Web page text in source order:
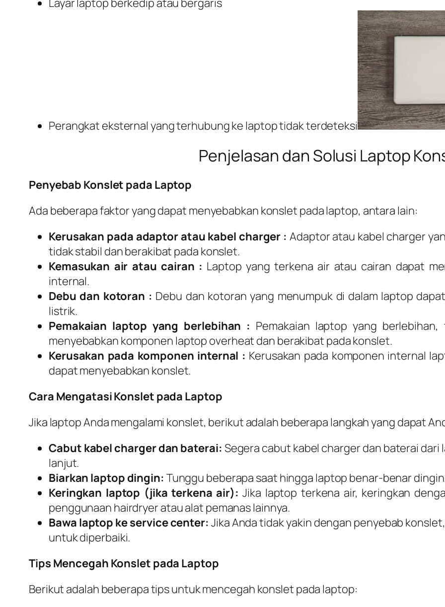
Layar laptop berkedip atau bergaris
Perangkat eksternal yang terhubung ke laptop tidak terdeteksi
Penjelasan dan Solusi Laptop
Penyebab Konslet pada Laptop
Ada beberapa faktor yang dapat menyebabkan konslet pada laptop, antara lain:
Kerusakan pada adaptor atau kabel charger : Adaptor atau kabel charger
tidak stabil dan berakibat pada konslet.
Kemasukan air atau cairan : Laptop yang terkena air atau cairan dapat
internal.
Debu dan kotoran : Debu dan kotoran yang menumpuk di dalam laptop
listrik.
Pemakaian laptop yang berlebihan : Pemakaian laptop yang
menyebabkan komponen laptop overheat dan berakibat pada konslet.
Kerusakan pada komponen internal : Kerusakan pada komponen internal
dapat menyebabkan konslet.
Cara Mengatasi Konslet pada Laptop
Jika laptop Anda mengalami konslet, berikut adalah beberapa langkah yang dapat
Cabut kabel charger dan baterai: Segera cabut kabel charger dan baterai
lanjut.
Biarkan laptop dingin: Tunggu beberapa saat hingga laptop benar-benar
Keringkan laptop (jika terkena air): Jika laptop terkena air, keringkan
penggunaan hairdryer atau alat pemanas lainnya.
Bawa laptop ke service center: Jika Anda tidak yakin dengan penyebab
untuk diperbaiki.
Tips Mencegah Konslet pada Laptop
Berikut adalah beberapa tips untuk mencegah konslet pada laptop: